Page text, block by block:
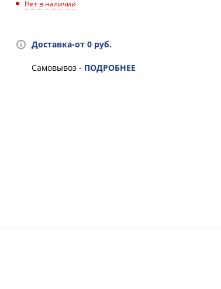
Нет в наличии
Доставка-от 0 руб.
Самовывоз - ПОДРОБНЕЕ